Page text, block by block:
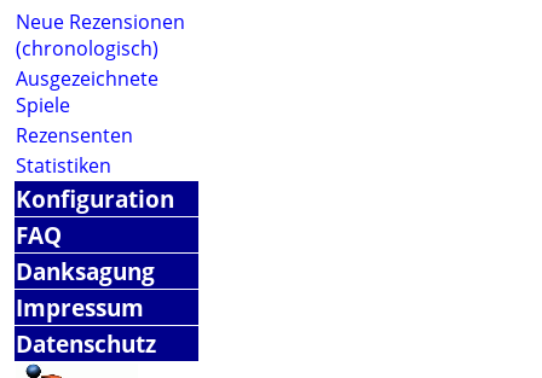
Neue Rezensionen
(chronologisch)
Ausgezeichnete
Spiele
Rezensenten
Statistiken
Konfiguration
FAQ
Danksagung
Impressum
Datenschutz